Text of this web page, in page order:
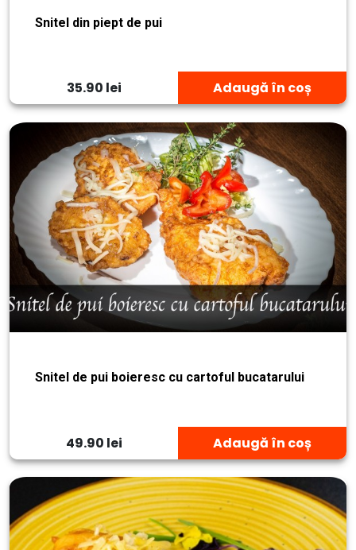
Snitel din piept de pui
35.90 lei Adaugă în coș
Snitel de pui boieresc cu cartoful bucatarului
49.90 lei Adaugă în coș